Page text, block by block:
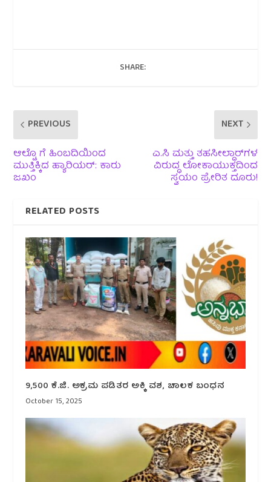
SHARE:
PREVIOUS
ಆಲ್ಟೊ ಗೆ ಹಿಂಬದಿಯಿಂದ
ಮುತ್ತಿಕ್ಕಿದ ಹ್ಯಾರಿಯರ್: ಕಾರು
ಜಖಂ
NEXT
ಎ.ಸಿ ಮತ್ತು ತಹಸೀಲ್ದಾರ್‌ಗಳ
ವಿರುದ್ಧ ಲೋಕಾಯುಕ್ತದಿಂದ
ಸ್ವಯಂ ಪ್ರೇರಿತ ದೂರು!
RELATED POSTS
9,500 ಕೆ.ಜಿ. ಅಕ್ರಮ ಪಡಿತರ ಅಕ್ಕಿ ವಶ, ಚಾಲಕ ಬಂಧನ
October 15, 2025